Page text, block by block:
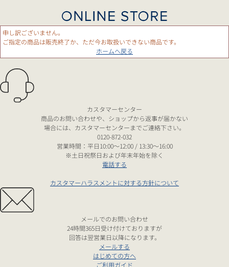
申し訳ございません。
ご指定の商品は販売終了か、ただ今お取扱いできない商品です。
ホームへ戻る
カスタマーセンター
商品のお問い合わせや、ショップから返事が届かない
場合には、カスタマーセンターまでご連絡下さい。
0120-872-032
営業時間：平日10:00～12:00 / 13:30～16:00
※土日祝祭日および年末年始を除く
電話する
カスタマーハラスメントに対する方針について
メールでのお問い合わせ
24時間365日受け付けておりますが
回答は翌営業日以降になります。
メールする
はじめての方へ
ご利用ガイド